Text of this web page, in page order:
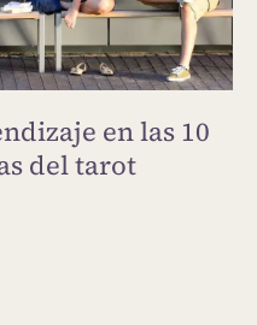
en las 10
del tarot